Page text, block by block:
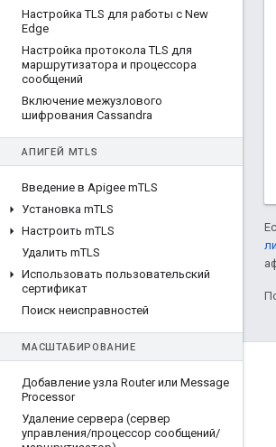
Настройка TLS для работы с New
Edge
Настройка протокола TLS для
маршрутизатора и процессора
сообщений
Включение межузлового
шифрования Cassandra
АПИГЕЙ MTLS
Введение в Apigee mTLS
Установка mTLS
Настроить mTLS
Удалить mTLS
Использовать пользовательский
сертификат
Поиск неисправностей
МАСШТАБИРОВАНИЕ
Добавление узла Router или Message
Processor
Удаление сервера (сервер
управления/процессор сообщений/
We're part of Google
Мероприятия